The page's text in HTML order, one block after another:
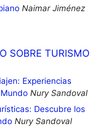
Naimar Jiménez
SOBRE TURISMO
Experiencias
Nury Sandoval
Descubre los
Nury Sandoval